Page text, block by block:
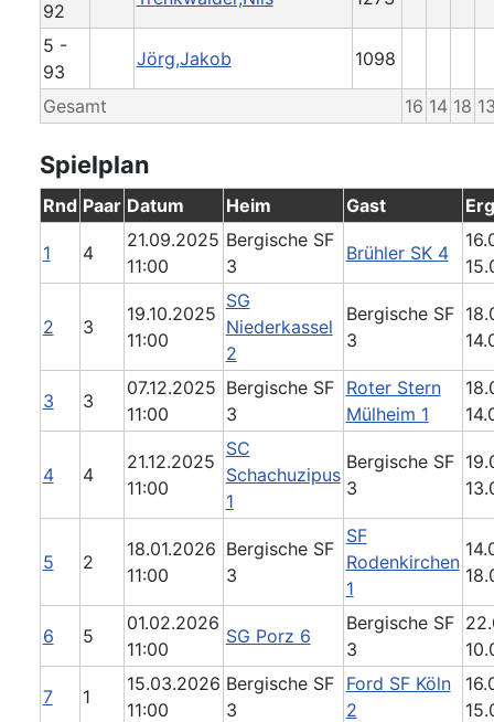
92
5 -
93
Jörg,Jakob 1098
Gesamt 16 14 18
Spielplan
Rnd Paar Datum Heim Gast
1 4
21.09.2025
11:00
Bergische SF
3
Brühler SK 4
2 3
19.10.2025
11:00
SG
Niederkassel
2
Bergische SF
3
3 3
07.12.2025
11:00
Bergische SF
3
Roter Stern
Mülheim 1
4 4
21.12.2025
11:00
SC
Schachuzipus
1
Bergische SF
3
5 2
18.01.2026
11:00
Bergische SF
3
SF
Rodenkirchen
1
6 5
01.02.2026
11:00
SG Porz 6
Bergische SF
3
7 1
15.03.2026
11:00
Bergische SF
3
Ford SF Köln
2